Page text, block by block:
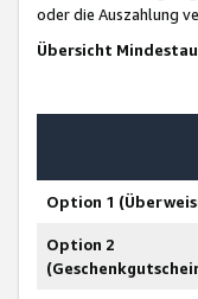
oder die Auszahlung
Übersicht
Option 1
Option 2